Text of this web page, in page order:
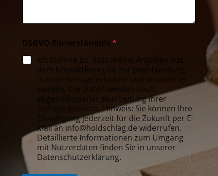
DSGVO-Einverständnis *
Ich stimme zu, dass meine Angaben aus
dem Kontaktformular zur Beantwortung
meiner Anfrage erhoben und verarbeitet
werden. Die Daten werden nach
abgeschlossener Bearbeitung Ihrer
Anfrage gelöscht. Hinweis: Sie können Ihre
Einwilligung jederzeit für die Zukunft per E-
Mail an info@holdschlag.de widerrufen.
Detaillierte Informationen zum Umgang
mit Nutzerdaten finden Sie in unserer
Datenschutzerklärung.